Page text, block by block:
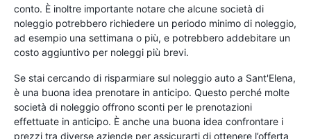
conto. È inoltre importante notare che alcune società di
noleggio potrebbero richiedere un periodo minimo di noleggio,
ad esempio una settimana o più, e potrebbero addebitare un
costo aggiuntivo per noleggi più brevi.
Se stai cercando di risparmiare sul noleggio auto a Sant'Elena,
è una buona idea prenotare in anticipo. Questo perché molte
società di noleggio offrono sconti per le prenotazioni
effettuate in anticipo. È anche una buona idea confrontare i
prezzi tra diverse aziende per assicurarti di ottenere l’offerta